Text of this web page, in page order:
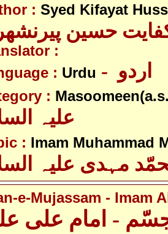
: Syed Kifayat
حسین
:
: Urdu
:
: Imam Muhammad
مہدی علیہ
e-Mujassam - Imam
- امام علی